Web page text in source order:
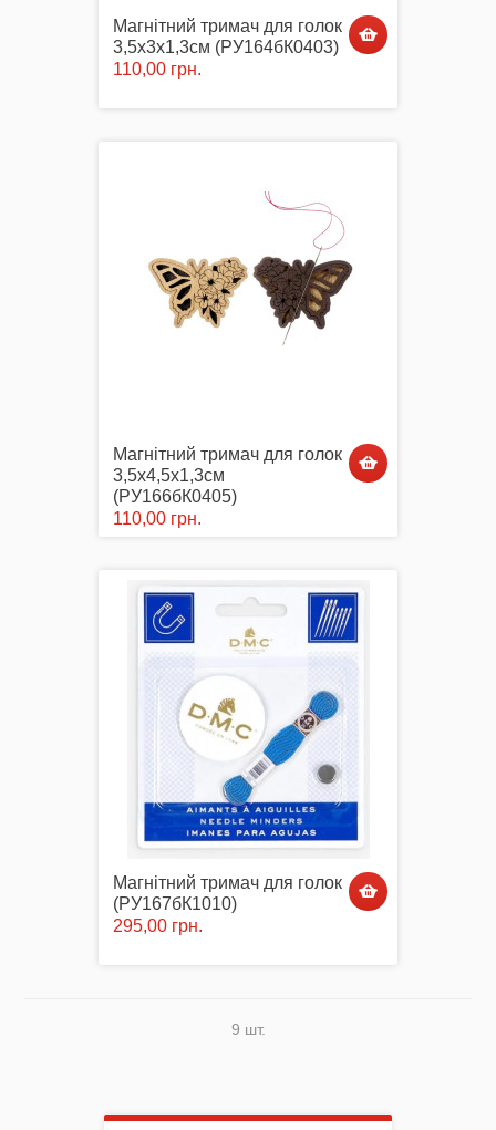
Магнітний тримач для голок
3,5х3х1,3см (РУ164бК0403)
110,00 грн.
Магнітний тримач для голок
3,5х4,5х1,3см
(РУ166бК0405)
110,00 грн.
Магнітний тримач для голок
(РУ167бК1010)
295,00 грн.
9 шт.